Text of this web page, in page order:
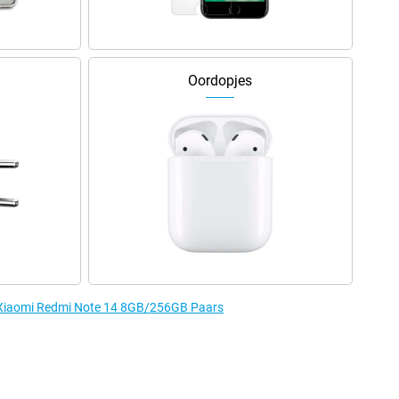
Oordopjes
Redmi Note 14 8GB/256GB Paars